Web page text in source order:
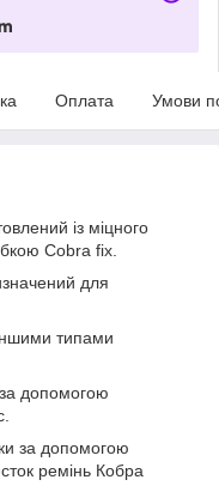
Оплата Умови
із міцного
Cobra fix.
для
типами
за допомогою
за допомогою
ремінь Кобра